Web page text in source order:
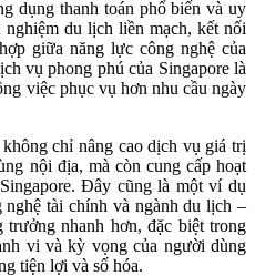
dụng thanh toán phổ biến và uy
du lịch liền mạch, kết nối
giữa năng lực công nghệ của
vụ phong phú của Singapore là
việc phục vụ hơn nhu cầu ngày
chỉ nâng cao dịch vụ giá trị
nội địa, mà còn cung cấp hoạt
Đây cũng là một ví dụ
tài chính và ngành du lịch –
nhanh hơn, đặc biệt trong
vi và kỳ vọng của người dùng
tiện lợi và số hóa.